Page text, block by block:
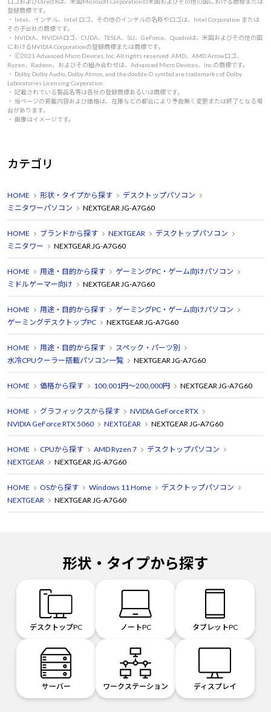
登録商標です。
・ Intel、インテル、Intel ロゴ、その他のインテルの名称やロゴは、Intel Corporation または
その子会社の商標です。
・ NVIDIA、NVIDIAロゴ、CUDA、TESLA、SLI、GeForce、Quadroは、米国およびその他の国
におけるNVIDIA Corporationの登録商標または商標です。
・ 🄫2021 Advanced Micro Devices, Inc. All rights reserved. AMD、AMD Arrowロゴ、
Ryzen、Radeon、およびその組み合わせは、Advanced Micro Devices、Inc.の商標です。
・ Dolby, Dolby Audio, Dolby Atmos, and the double-D symbol are trademarks of Dolby
Laboratories Licensing Corporation.
・ 記載されている製品名等は各社の登録商標あるいは商標です。
・ 当ページの掲載内容および価格は、在庫などの都合により予告無く変更または終了となる場
合があります。
・ 画像はイメージです。
カテゴリ
HOME 形状・タイプから探す
デスクトップパソコン
ミニタワーパソコン
NEXTGEAR JG-A7G60
HOME ブランドから探す NEXTGEAR
デスクトップパソコン
ミニタワー
NEXTGEAR JG-A7G60
HOME 用途・目的から探す
ゲーミングPC・ゲーム向けパソコン
ミドルゲーマー向け
NEXTGEAR JG-A7G60
HOME 用途・目的から探す
ゲーミングPC・ゲーム向けパソコン
ゲーミングデスクトップPC
NEXTGEAR JG-A7G60
HOME 用途・目的から探す
スペック・パーツ別
水冷CPUクーラー搭載パソコン一覧
NEXTGEAR JG-A7G60
HOME 価格から探す 100,001円～200,000円 NEXTGEAR JG-A7G60
HOME グラフィックスから探す
NVIDIA GeForce RTX
NVIDIA GeForce RTX 5060
NEXTGEAR NEXTGEAR JG-A7G60
HOME CPUから探す AMD Ryzen 7
デスクトップパソコン
NEXTGEAR
NEXTGEAR JG-A7G60
HOME OSから探す Windows 11 Home
デスクトップパソコン
NEXTGEAR
NEXTGEAR JG-A7G60
形状・タイプから探す
デスクトップPC ノートPC タブレットPC
サーバー ワークステーション ディスプレイ